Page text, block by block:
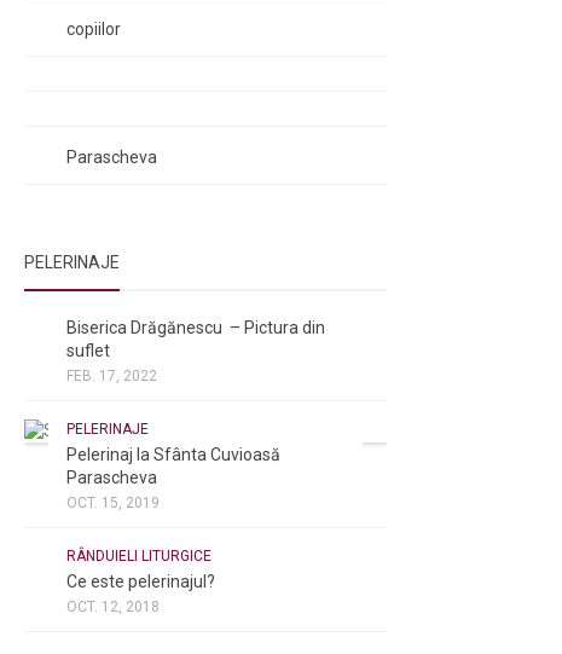
copiilor
Parascheva
PELERINAJE
Biserica Drăgănescu – Pictura din
suflet
FEB. 17, 2022
PELERINAJE
Pelerinaj la Sfânta Cuvioasă
Parascheva
OCT. 15, 2019
RÂNDUIELI LITURGICE
Ce este pelerinajul?
OCT. 12, 2018